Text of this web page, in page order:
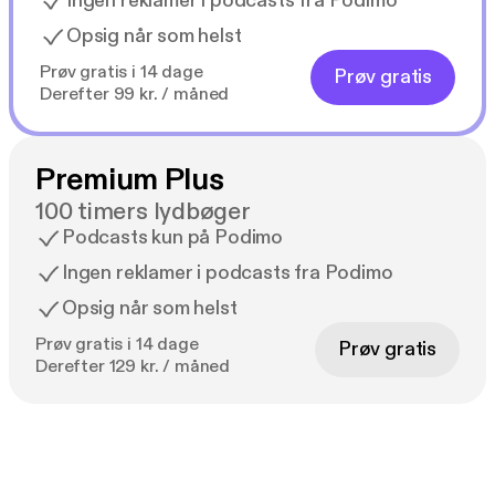
Opsig når som helst
Prøv gratis i 14 dage
Derefter 99 kr. / måned
Prøv gratis
Premium Plus
100 timers lydbøger
Podcasts kun på Podimo
Ingen reklamer i podcasts fra Podimo
Opsig når som helst
Prøv gratis i 14 dage
Derefter 129 kr. / måned
Prøv gratis